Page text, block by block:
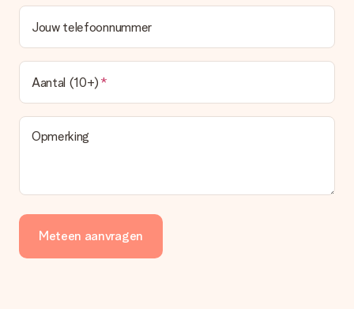
Jouw telefoonnummer
Aantal (10+)
Opmerking
Meteen aanvragen